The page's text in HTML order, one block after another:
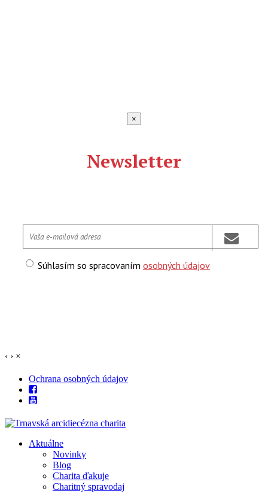
×
Newsletter
Súhlasím so spracovaním osobných údajov
‹ › ×
Ochrana osobných údajov
Aktuálne
Novinky
Blog
Charita ďakuje
Charitný spravodaj